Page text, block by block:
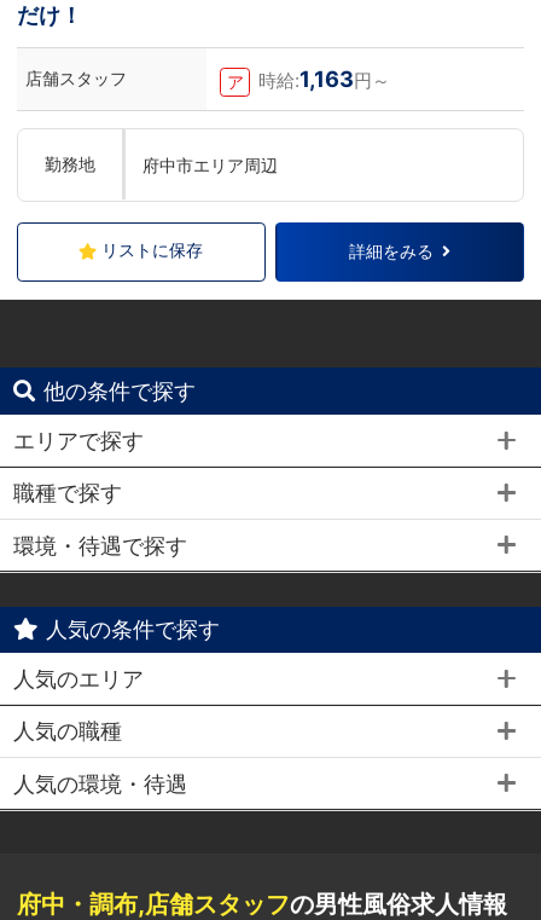
だけ！
店舗スタッフ ア 時給:1,163円～
勤務地 府中市エリア周辺
リストに保存 詳細をみる
他の条件で探す
エリアで探す
職種で探す
環境・待遇で探す
人気の条件で探す
人気のエリア
人気の職種
人気の環境・待遇
府中・調布,店舗スタッフの男性風俗求人情報